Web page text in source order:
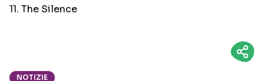
11. The Silence
NOTIZIE